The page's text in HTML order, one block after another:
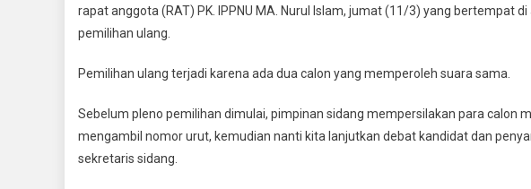
rapat anggota (RAT) PK. IPPNU MA. Nurul Islam, jumat (11/3) yang bertempat
pemilihan ulang.
Pemilihan ulang terjadi karena ada dua calon yang memperoleh suara sama.
Sebelum pleno pemilihan dimulai, pimpinan sidang mempersilakan para calon
mengambil nomor urut, kemudian nanti kita lanjutkan debat kandidat dan
sekretaris sidang.